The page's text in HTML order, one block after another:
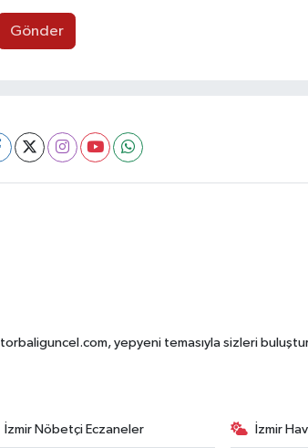
Gönder
torbaliguncel.com, yepyeni temasıyla sizleri
İzmir Nöbetçi Eczaneler İzmir